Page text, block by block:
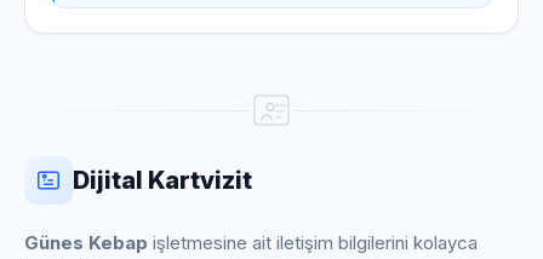
Dijital Kartvizit
Günes Kebap işletmesine ait iletişim bilgilerini kolayca